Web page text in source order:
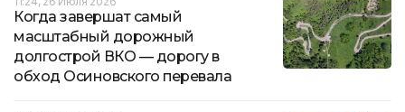
Когда завершат самый
масштабный дорожный
долгострой ВКО — дорогу в
обход Осиновского перевала